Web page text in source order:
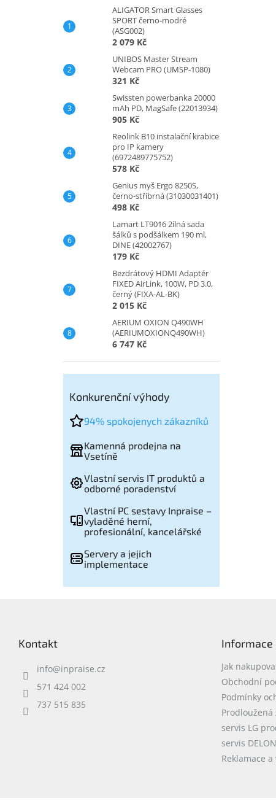
ALIGATOR Smart Glasses
SPORT černo-modré
(ASG002)
2 079 Kč
UNIBOS Master Stream
Webcam PRO (UMSP-1080)
321 Kč
Swissten powerbanka 20000
mAh PD, MagSafe (22013934)
905 Kč
Reolink B10 instalační krabice
pro IP kamery
(6972489775752)
578 Kč
Genius myš Ergo 8250S,
černo-stříbrná (31030031401)
498 Kč
Lamart LT9016 2ílná sada
šálků s podšálkem 190 ml,
DINE (42002767)
179 Kč
Bezdrátový HDMI Adaptér
FIXED AirLink, 100W, PD 3.0,
černý (FIXA-AL-BK)
2 015 Kč
AERIUM OXION Q490WH
(AERIUMOXIONQ490WH)
6 747 Kč
Konkurenční výhody
94% spokojenych zákazníků
Kamenná prodejna na
Vsetíně
Vlastní servis IT produktů a
odborné poradenství
Vlastní PC sestavy Inpraise –
vyladěné herní,
profesionální, kancelářské
Servery a jejich
implementace
Kontakt
info@inpraise.cz
571 424 002
737 515 835
Informace
Jak
Obchodní
Podmínky
servis LG
servis
Reklamace